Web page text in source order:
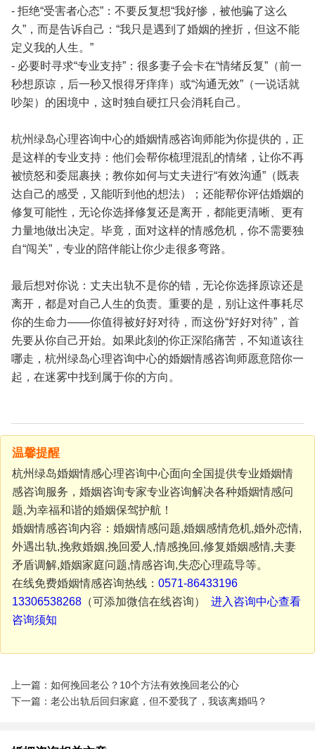
- 拒绝“受害者心态”：不要反复想“我好惨，被他骗了这么
久”，而是告诉自己：“我只是遇到了婚姻的挫折，但这不能
定义我的人生。”
- 必要时寻求“专业支持”：很多妻子会卡在“情绪反复”（前一
秒想原谅，后一秒又恨得牙痒痒）或“沟通无效”（一说话就
吵架）的困境中，这时独自硬扛只会消耗自己。
杭州绿岛心理咨询中心的婚姻情感咨询师能为你提供的，正
是这样的专业支持：他们会帮你梳理混乱的情绪，让你不再
被愤怒和委屈裹挟；教你如何与丈夫进行“有效沟通”（既表
达自己的感受，又能听到他的想法）；还能帮你评估婚姻的
修复可能性，无论你选择修复还是离开，都能更清晰、更有
力量地做出决定。毕竟，面对这样的情感危机，你不需要独
自“闯关”，专业的陪伴能让你少走很多弯路。
最后想对你说：丈夫出轨不是你的错，无论你选择原谅还是
离开，都是对自己人生的负责。重要的是，别让这件事耗尽
你的生命力——你值得被好好对待，而这份“好好对待”，首
先要从你自己开始。如果此刻的你正深陷痛苦，不知道该往
哪走，杭州绿岛心理咨询中心的婚姻情感咨询师愿意陪你一
起，在迷雾中找到属于你的方向。
温馨提醒
杭州绿岛婚姻情感心理咨询中心面向全国提供专业婚姻情
感咨询服务，婚姻咨询专家专业咨询解决各种婚姻情感问
题,为幸福和谐的婚姻保驾护航！
婚姻情感咨询内容：婚姻情感问题,婚姻感情危机,婚外恋情,
外遇出轨,挽救婚姻,挽回爱人,情感挽回,修复婚姻感情,夫妻
矛盾调解,婚姻家庭问题,情感咨询,失恋心理疏导等。
在线免费婚姻情感咨询热线： 0571-86433196
13306538268（可添加微信在线咨询） 进入咨询中心查看
咨询须知
上一篇：如何挽回老公？10个方法有效挽回老公的心
下一篇：老公出轨后回归家庭，但不爱我了，我该离婚吗？